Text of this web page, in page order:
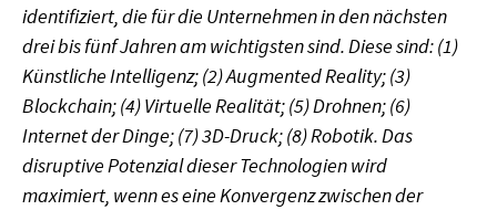
identifiziert, die für die Unternehmen in den nächsten
drei bis fünf Jahren am wichtigsten sind. Diese sind: (1)
Künstliche Intelligenz; (2) Augmented Reality; (3)
Blockchain; (4) Virtuelle Realität; (5) Drohnen; (6)
Internet der Dinge; (7) 3D-Druck; (8) Robotik. Das
disruptive Potenzial dieser Technologien wird
maximiert, wenn es eine Konvergenz zwischen der